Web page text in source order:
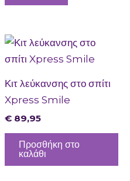
σελίδα
προϊόντος
Κιτ λεύκανσης στο σπίτι
Xpress Smile
€ 89,95
Προσθήκη στο
καλάθι